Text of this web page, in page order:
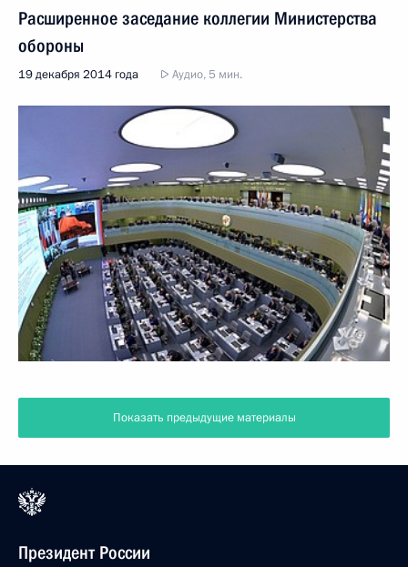
Расширенное заседание коллегии Министерства
обороны
19 декабря 2014 года Аудио, 5 мин.
Показать предыдущие материалы
Президент России